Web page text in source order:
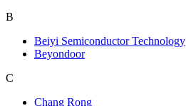
B
Beiyi Semiconductor Technology
Beyondoor
C
Chang Rong